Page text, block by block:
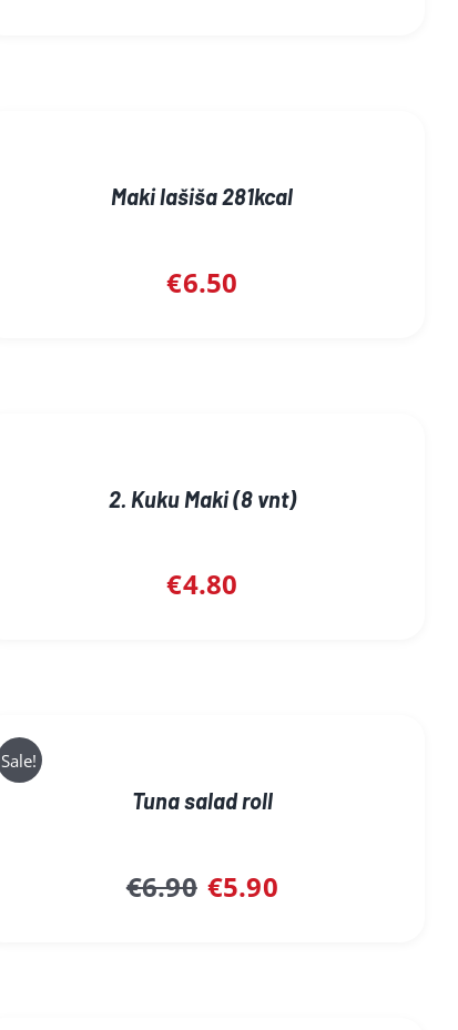
Maki lašiša 281kcal
€6.50
2. Kuku Maki (8 vnt)
€4.80
Sale!
Tuna salad roll
€6.90
Original
€5.90